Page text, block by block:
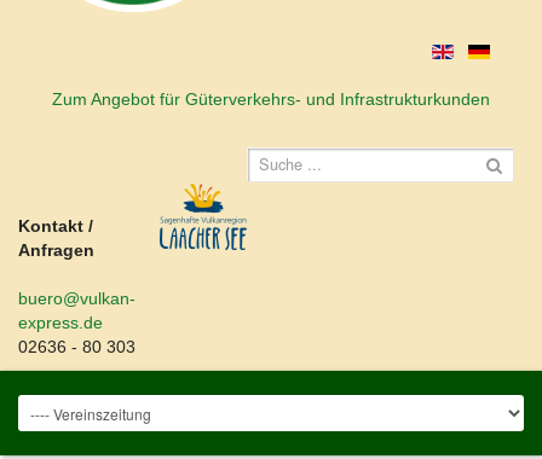
Zum Angebot für Güterverkehrs- und Infrastrukturkunden
Kontakt /
Anfragen
buero@vulkan-
express.de
02636 - 80 303